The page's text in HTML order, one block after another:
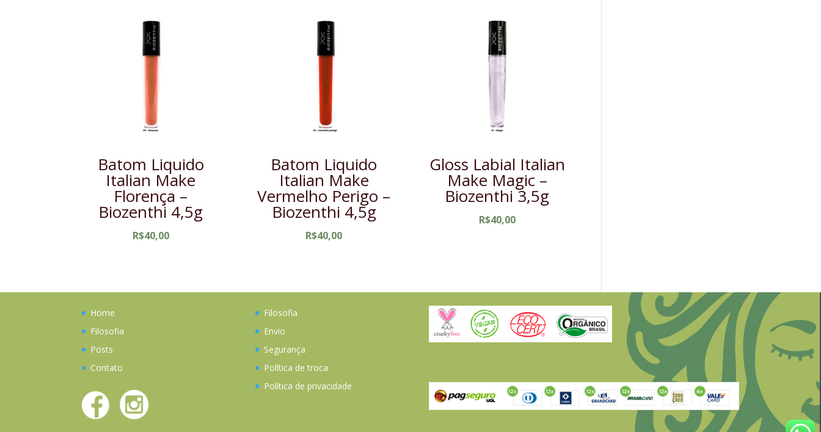
Batom Liquido
Italian Make
Florença –
Biozenthi 4,5g
R$40,00
Batom Liquido
Italian Make
Vermelho Perigo –
Biozenthi 4,5g
R$40,00
Gloss Labial Italian
Make Magic –
Biozenthi 3,5g
R$40,00
Home
Filosofia
Posts
Contato
Filosofia
Envio
Segurança
Política de troca
Política de privacidade